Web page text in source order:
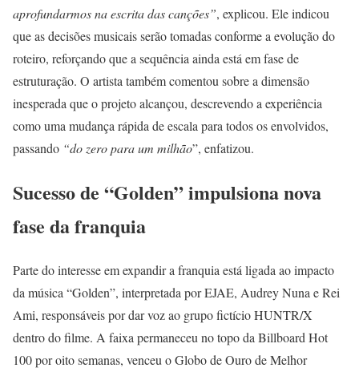
aprofundarmos na escrita das canções”, explicou. Ele indicou
que as decisões musicais serão tomadas conforme a evolução do
roteiro, reforçando que a sequência ainda está em fase de
estruturação. O artista também comentou sobre a dimensão
inesperada que o projeto alcançou, descrevendo a experiência
como uma mudança rápida de escala para todos os envolvidos,
passando “do zero para um milhão”, enfatizou.
Sucesso de “Golden” impulsiona nova
fase da franquia
Parte do interesse em expandir a franquia está ligada ao impacto
da música “Golden”, interpretada por EJAE, Audrey Nuna e Rei
Ami, responsáveis por dar voz ao grupo fictício HUNTR/X
dentro do filme. A faixa permaneceu no topo da Billboard Hot
100 por oito semanas, venceu o Globo de Ouro de Melhor